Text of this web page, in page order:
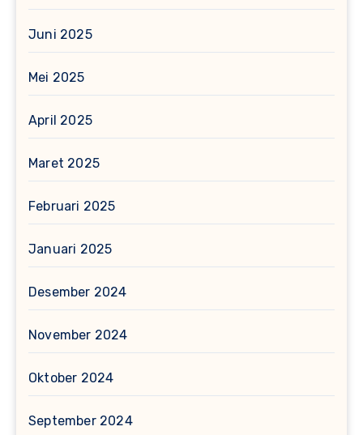
Juni 2025
Mei 2025
April 2025
Maret 2025
Februari 2025
Januari 2025
Desember 2024
November 2024
Oktober 2024
September 2024